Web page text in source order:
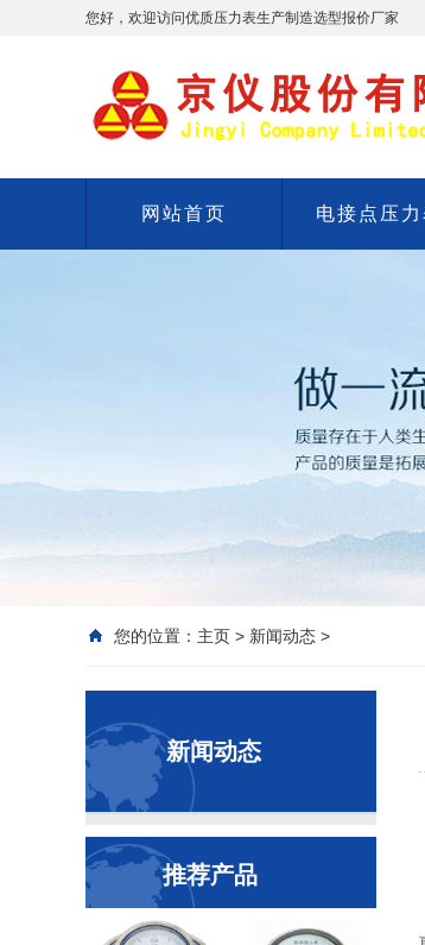
您好，欢迎访问优质压力表生产制造选型报价厂家
网站首页 电接点压力
您的位置： 主页 > 新闻动态 >
新闻动态
推荐产品